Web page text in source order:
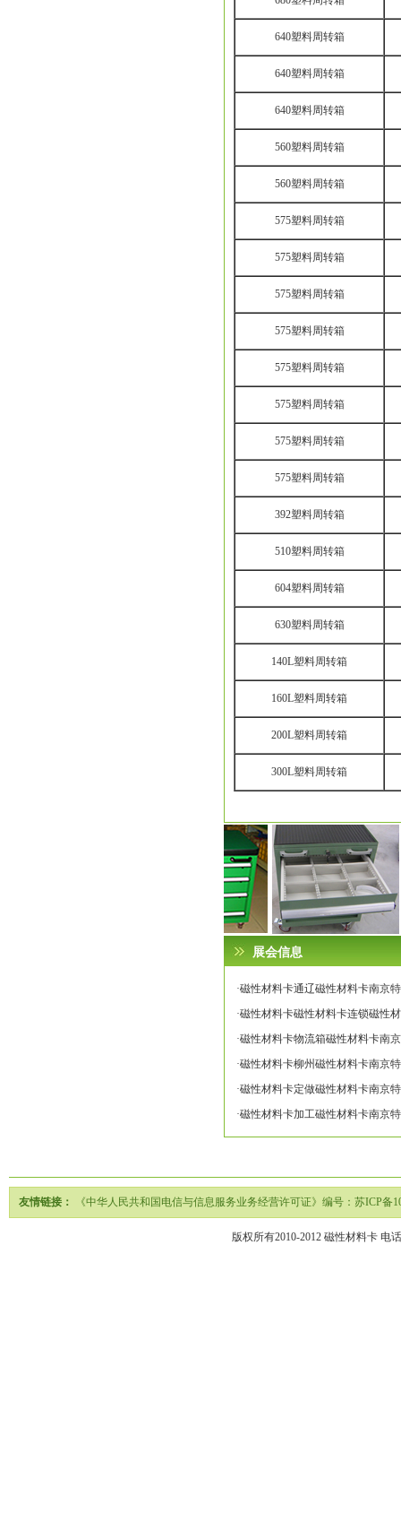
640塑料周转箱
640塑料周转箱
640塑料周转箱
560塑料周转箱
560塑料周转箱
575塑料周转箱
575塑料周转箱
575塑料周转箱
575塑料周转箱
575塑料周转箱
575塑料周转箱
575塑料周转箱
575塑料周转箱
392塑料周转箱
510塑料周转箱
604塑料周转箱
630塑料周转箱
140L塑料周转箱
160L塑料周转箱
200L塑料周转箱
300L塑料周转箱
展会信息
·磁性材料卡通辽磁性材料卡南京
·磁性材料卡磁性材料卡连锁磁性
·磁性材料卡物流箱磁性材料卡南
·磁性材料卡柳州磁性材料卡南京
·磁性材料卡定做磁性材料卡南京
·磁性材料卡加工磁性材料卡南京
友情链接： 《中华人民共和国电信与信息服务业务经营许可证》编号：苏ICP备
版权所有2010-2012 磁性材料卡电话